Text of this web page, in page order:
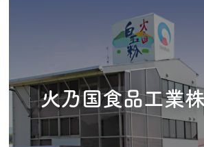
へ
ス
ッ
プ
火乃国食品工業